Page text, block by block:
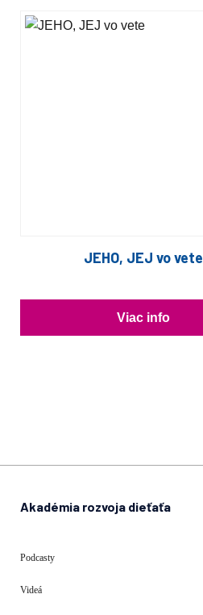
JEHO, JEJ vo vete
Viac info
Akadémia rozvoja dieťaťa
Podcasty
Videá